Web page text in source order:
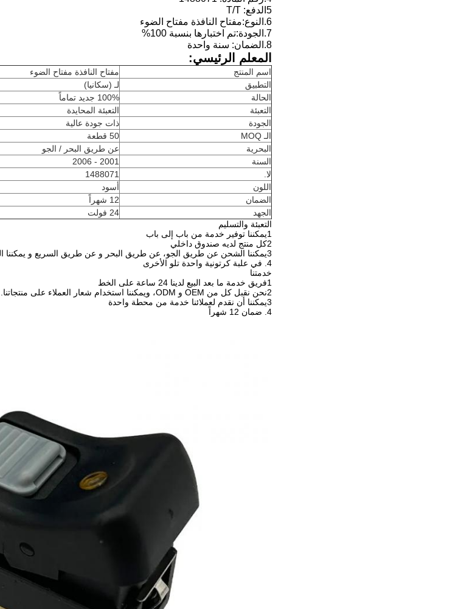
5الدفع: T/T
6. النوع:مفتاح النافذة مفتاح الضوء
7. الجودة:تم اختبارها بنسبة 100%
8. الضمان: سنة واحدة
المعلم الرئيسي:
اسم المنتج
مفتاح النافذة مفتاح الضوء
التطبيق
لـ (سكانيا)
الحالة
100% جديد تماماً
التعبئة
التعبئة المحايدة
الجودة
ذات جودة عالية
الـ MOQ
50 قطعة
البحرية
عن طريق البحر / الجو
السنة
2001 - 2006
لا.
1488071
اللون
أسود
الضمان
12 شهراً
الجهد
24 فولت
التعبئة والتسليم
1يمكننا توفير خدمة من باب إلى باب
2كل منتج لديه صندوق داخلي
3يمكننا الشحن عن طريق الجو، عن طريق البحر و عن طريق السريع و يمكننا الشحن عن طريق EMS و DHL و TNT و UPS
4. في علبة كرتونية واحدة تلو الأخرى
خدمتنا
1فريق خدمة ما بعد البيع لدينا 24 ساعة على الخط
2نحن نقبل كل من OEM و ODM، ويمكننا استخدام شعار العملاء على منتجاتنا.
3يمكننا أن نقدم لعملائنا خدمة من محطة واحدة
4. ضمان 12 شهراً